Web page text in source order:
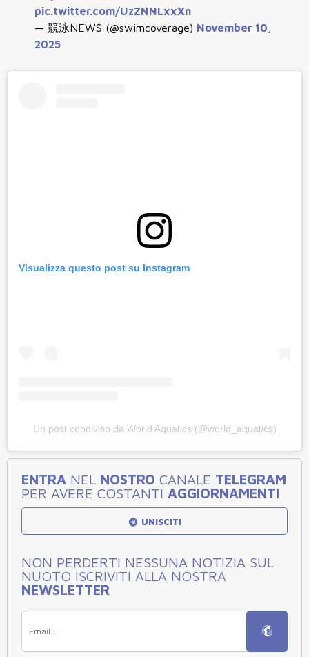
pic.twitter.com/UzZNNLxxXn
— 競泳NEWS (@swimcoverage) November 10,
2025
Visualizza questo post su Instagram
Un post condiviso da World Aquatics (@world_aquatics)
ENTRA NEL NOSTRO CANALE TELEGRAM
PER AVERE COSTANTI AGGIORNAMENTI
UNISCITI
NON PERDERTI NESSUNA NOTIZIA SUL
NUOTO ISCRIVITI ALLA NOSTRA
NEWSLETTER